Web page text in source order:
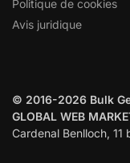
Politique de cookies
Avis juridique
© 2016-2026 Bulk
GLOBAL WEB
Cardenal Benlloch,